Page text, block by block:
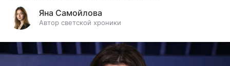
Яна Самойлова
Автор светской хроники